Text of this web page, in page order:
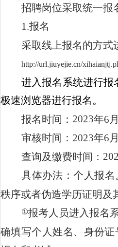
招聘岗位采取统一报
1.报名
采取线上报名的方式
http://url.jiuyejie.cn/
进入报名系统进行报
极速浏览器进行报名。
报名时间： 2023年6
审核时间： 2023年6
查询及缴费时间：
具体办法：个人报
秩序或者伪造学历证明及
①报考人员进入报名
确填写个人姓名、身份